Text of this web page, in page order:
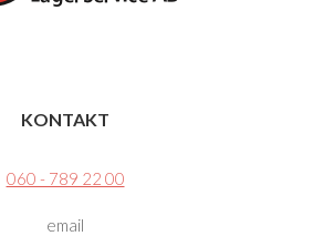
KONTAKT
060 - 789 22 00
email